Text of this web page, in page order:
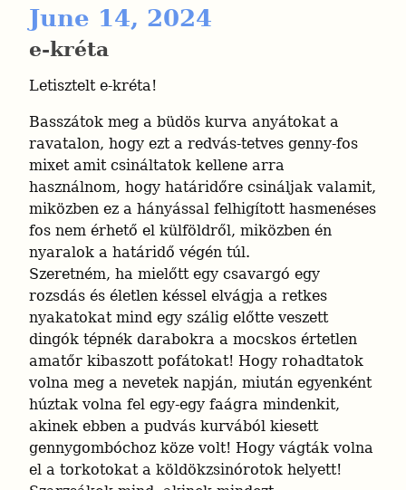
June 14, 2024
e-kréta
Letisztelt e-kréta!
Basszátok meg a büdös kurva anyátokat a
ravatalon, hogy ezt a redvás-tetves genny-fos
mixet amit csináltatok kellene arra
használnom, hogy határidőre csináljak valamit,
miközben ez a hányással felhigított hasmenéses
fos nem érhető el külföldről, miközben én
nyaralok a határidő végén túl.
Szeretném, ha mielőtt egy csavargó egy
rozsdás és életlen késsel elvágja a retkes
nyakatokat mind egy szálig előtte veszett
dingók tépnék darabokra a mocskos értetlen
amatőr kibaszott pofátokat! Hogy rohadtatok
volna meg a nevetek napján, miután egyenként
húztak volna fel egy-egy faágra mindenkit,
akinek ebben a pudvás kurvából kiesett
gennygombóchoz köze volt! Hogy vágták volna
el a torkotokat a köldökzsinórotok helyett!